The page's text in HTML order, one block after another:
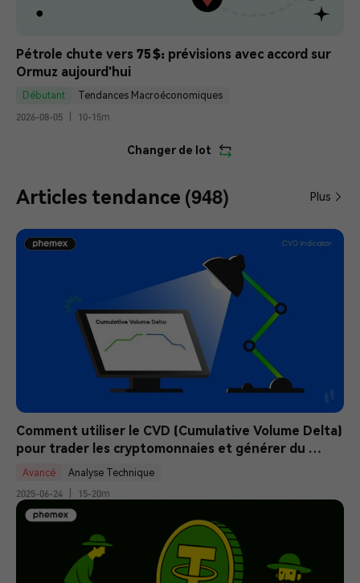
Pétrole chute vers 75 $: prévisions avec accord sur
Ormuz aujourd'hui
Débutant
Tendances Macroéconomiques
2026-08-05
10-15m
Changer de lot
Articles tendance (948) Plus
Comment utiliser le CVD (Cumulative Volume Delta)
pour trader les cryptomonnaies et générer du
profit
Avancé
Analyse Technique
2025-06-24
15-20m